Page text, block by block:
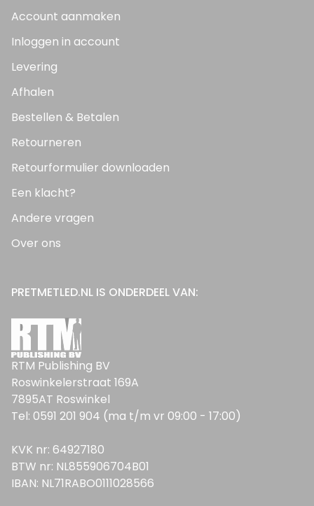
Account aanmaken
Inloggen in account
Levering
Afhalen
Bestellen & Betalen
Retourneren
Retourformulier downloaden
Een klacht?
Andere vragen
Over ons
PRETMETLED.NL IS ONDERDEEL VAN:
RTM Publishing BV
Roswinkelerstraat 169A
7895AT Roswinkel
Tel: 0591 201 904 (ma t/m vr 09:00 - 17:00)
KVK nr: 64927180
BTW nr: NL855906704B01
IBAN: NL71RABO0111028566